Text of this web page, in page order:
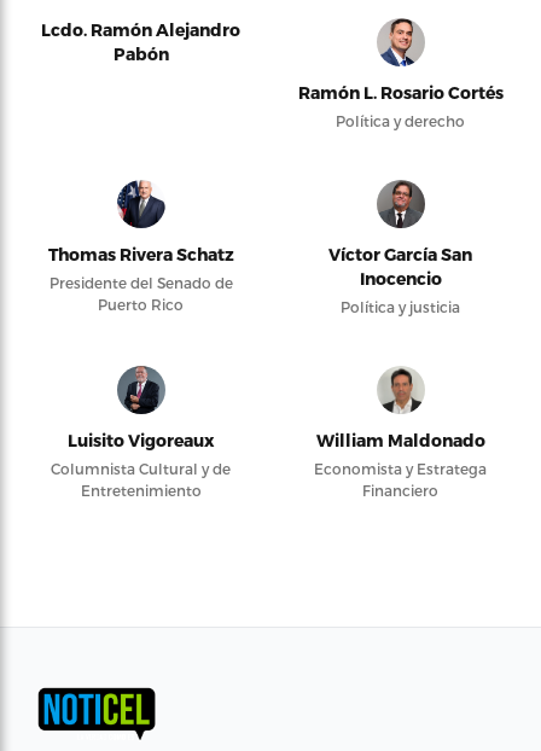
Lcdo. Ramón Alejandro
Pabón
Ramón L. Rosario Cortés
Política y derecho
Thomas Rivera Schatz
Presidente del Senado de
Puerto Rico
Víctor García San
Inocencio
Política y justicia
Luisito Vigoreaux
Columnista Cultural y de
Entretenimiento
William Maldonado
Economista y Estratega
Financiero